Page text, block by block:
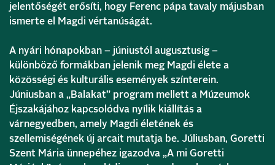
jelentőségét erősíti, hogy Ferenc pápa tavaly májusban
ismerte el Magdi vértanúságát.
A nyári hónapokban – júniustól augusztusig –
különböző formákban jelenik meg Magdi élete a
közösségi és kulturális események színterein.
Júniusban a „Balakat” program mellett a Múzeumok
Éjszakájához kapcsolódva nyílik kiállítás a
várnegyedben, amely Magdi életének és
szellemiségének új arcait mutatja be. Júliusban, Goretti
Szent Mária ünnepéhez igazodva „A mi Goretti